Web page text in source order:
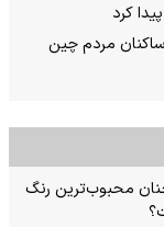
کرد
محبوب‌ترین رنگ